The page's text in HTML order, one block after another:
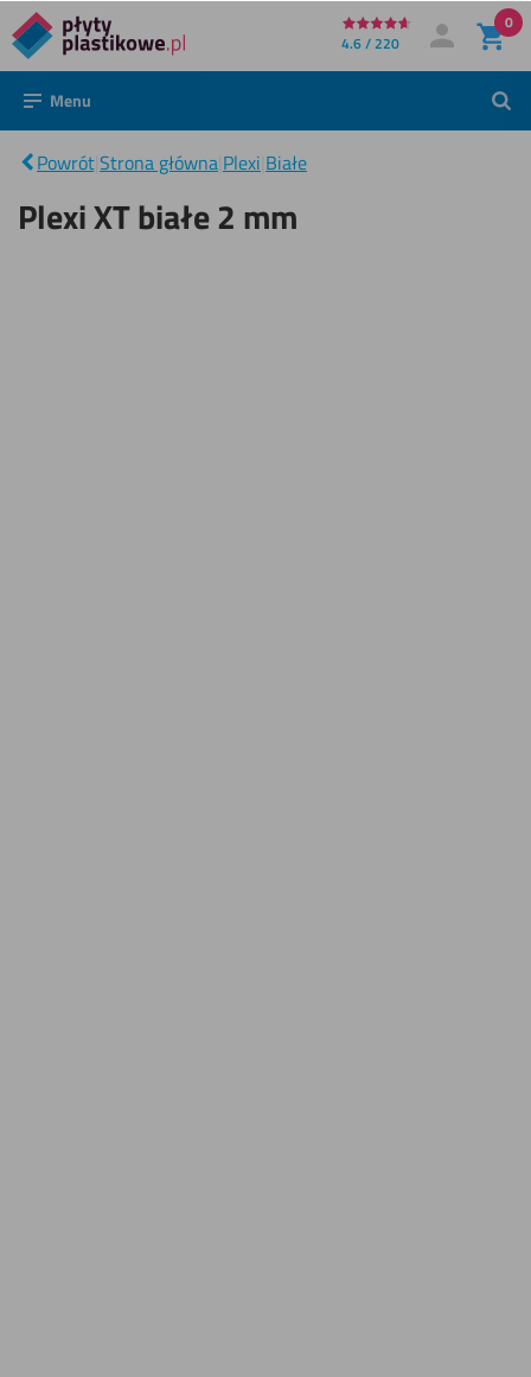
Bezpośrednio
do
treści
4.6 / 220 Moje konto
Zaloguj się
0
Menu
PowrótStrona główna Plexi Białe
Plexi
białe
mm
Plexi XT białe 2 mm